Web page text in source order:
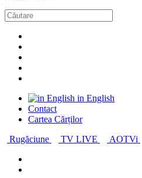
in English
Contact
Cartea Cărților
Rugăciune
TV LIVE AOTVi